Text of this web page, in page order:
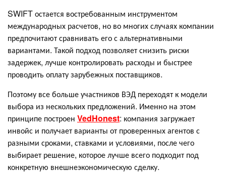
SWIFT остается востребованным инструментом
международных расчетов, но во многих случаях компании
предпочитают сравнивать его с альтернативными
вариантами. Такой подход позволяет снизить риски
задержек, лучше контролировать расходы и быстрее
проводить оплату зарубежных поставщиков.
Поэтому все больше участников ВЭД переходят к модели
выбора из нескольких предложений. Именно на этом
принципе построен VedHonest: компания загружает
инвойс и получает варианты от проверенных агентов с
разными сроками, ставками и условиями, после чего
выбирает решение, которое лучше всего подходит под
конкретную внешнеэкономическую сделку.